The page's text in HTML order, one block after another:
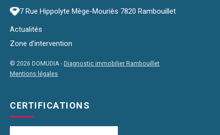
7 Rue Hippolyte Mège-Mouriès 7820 Rambouillet
Actualités
Zone d'intervention
© 2026 DOMUDIA -Diagnostic immobilier Rambouillet
Mentions légales
CERTIFICATIONS